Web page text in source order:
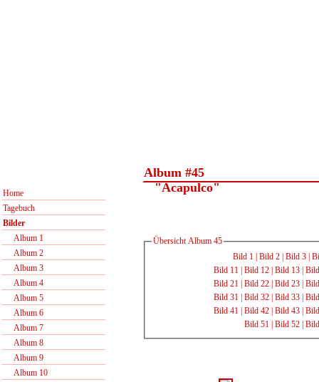
Album #45
"Acapulco"
Home
Tagebuch
Bilder
Album 1
Album 2
Album 3
Album 4
Album 5
Album 6
Album 7
Album 8
Album 9
Album 10
Übersicht Album 45
Bild 1| Bild 2| Bild 3|
Bild 11 Bild 12 Bild 13
Bild 21 Bild 22 Bild 23
Bild 31 Bild 32 Bild 33
Bild 41 Bild 42 Bild 43
Bild 51 Bild 52